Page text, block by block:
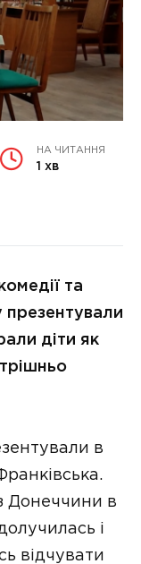
НА ЧИТАННЯ
1 хв
та
презентували
діти як
в
Донеччини в
і
відчувати